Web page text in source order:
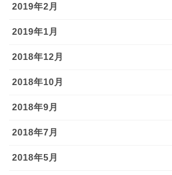
2019年2月
2019年1月
2018年12月
2018年10月
2018年9月
2018年7月
2018年5月